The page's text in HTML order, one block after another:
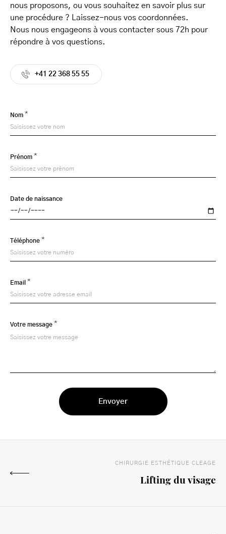
nous proposons, ou vous souhaitez en savoir plus sur
une procédure ? Laissez-nous vos coordonnées.
Nous nous engageons à vous contacter sous 72h pour
répondre à vos questions.
+41 22 368 55 55
Nom *
Prénom *
Date de naissance
Téléphone *
Email *
Votre message *
CHIRURGIE ESTHÉTIQUE CLEAGE
Lifting du visage